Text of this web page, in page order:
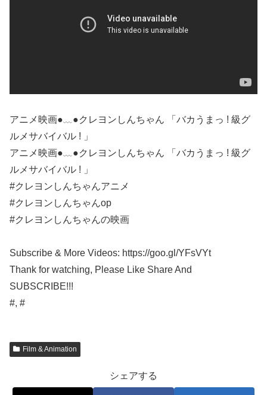
アニメ映画●﹏●クレヨンしんちゃん 「バカうまっ ! 級グ
ルメサバイバル ! 」
アニメ映画●﹏●クレヨンしんちゃん 「バカうまっ ! 級グ
ルメサバイバル ! 」
#クレヨンしんちゃんアニメ
#クレヨンしんちゃんop
#クレヨンしんちゃんの映画
Subscribe & More Videos: https://goo.gl/YFsVYt
Thank for watching, Please Like Share And
SUBSCRIBE!!!
#, #
Film & Animation
シェアする